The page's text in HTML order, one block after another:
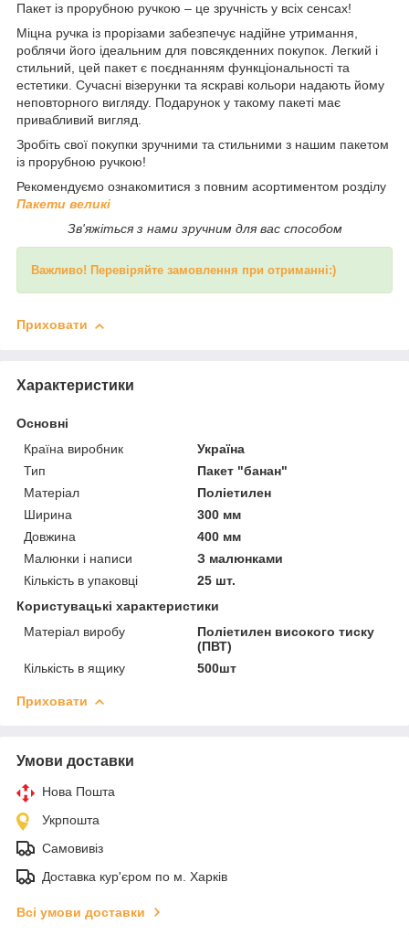
Пакет із прорубною ручкою – це зручність у всіх сенсах!
Міцна ручка із прорізами забезпечує надійне утримання,
роблячи його ідеальним для повсякденних покупок. Легкий і
стильний, цей пакет є поєднанням функціональності та
естетики. Сучасні візерунки та яскраві кольори надають йому
неповторного вигляду. Подарунок у такому пакеті має
привабливий вигляд.
Зробіть свої покупки зручними та стильними з нашим пакетом
із прорубною ручкою!
Рекомендуємо ознакомитися з повним асортиментом розділу
Пакети великі
Зв'яжіться з нами зручним для вас способом
Важливо! Перевіряйте замовлення при отриманні:)
Приховати
Характеристики
Основні
Країна виробник
Україна
Тип
Пакет "банан"
Матеріал
Поліетилен
Ширина
300 мм
Довжина
400 мм
Малюнки і написи
З малюнками
Кількість в упаковці
25 шт.
Користувацькі характеристики
Матеріал виробу
Поліетилен високого тиску
(ПВТ)
Кількість в ящику
500шт
Приховати
Умови доставки
Нова Пошта
Укрпошта
Самовивіз
Доставка кур'єром по м. Харків
Всі умови доставки